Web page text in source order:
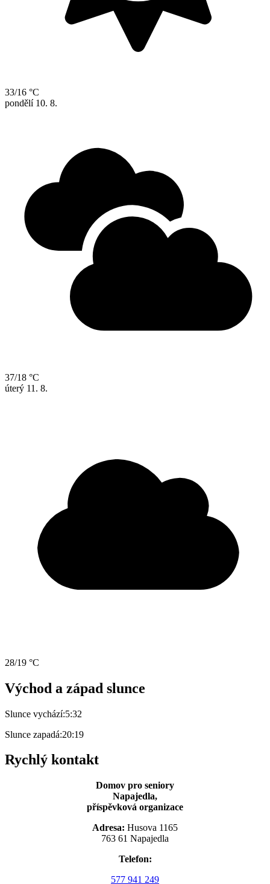
33/16 °C
pondělí 10. 8.
37/18 °C
úterý 11. 8.
28/19 °C
Východ a západ slunce
Slunce vychází:5:32
Slunce zapadá:20:19
Rychlý kontakt
Domov pro seniory
Napajedla,
příspěvková organizace
Adresa: Husova 1165
763 61 Napajedla
Telefon:
577 941 249